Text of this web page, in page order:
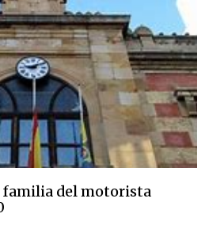
familia del motorista